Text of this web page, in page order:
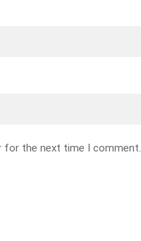
for the next time I comment.